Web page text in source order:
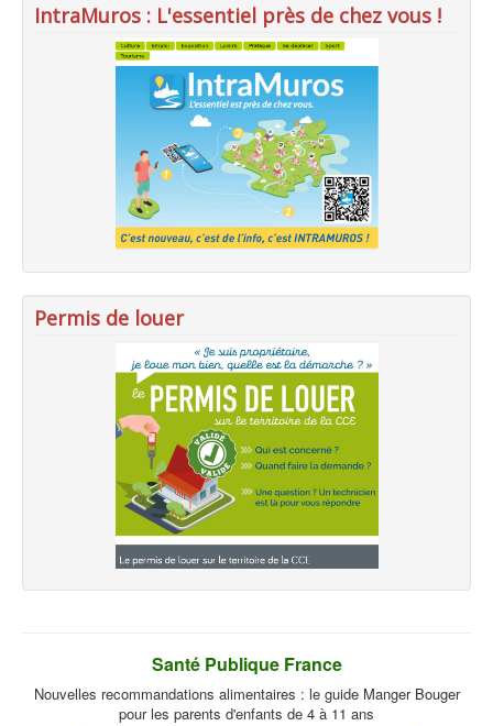
IntraMuros : L'essentiel près de chez vous !
Permis de louer
Santé Publique France
Nouvelles recommandations alimentaires : le guide Manger Bouger
pour les parents d'enfants de 4 à 11 ans